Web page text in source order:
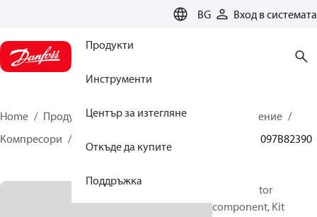
BG Вход в системата
Продукти
Инструменти
Център за изтегляне
Откъде да купите
Поддръжка
Home Продукти
Климатични решения за отопление
Компресори
097B82390
BOCK, Motor
component, Kit